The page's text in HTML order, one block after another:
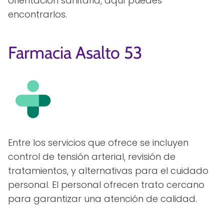
encontrarlos.
Farmacia Asalto 53
Entre los servicios que ofrece se incluyen
control de tensión arterial, revisión de
tratamientos, y alternativas para el cuidado
personal. El personal ofrecen trato cercano
para garantizar una atención de calidad.